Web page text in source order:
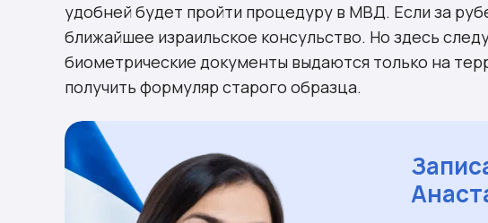
удобней будет пройти процедуру в МВД. Если за
ближайшее израильское консульство. Но здесь
биометрические документы выдаются только на
получить формуляр старого образца.